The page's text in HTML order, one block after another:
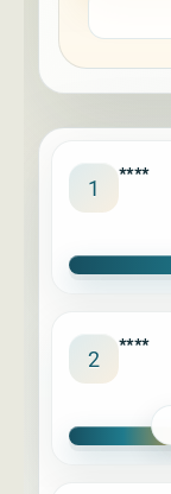
1 ****
2 ****